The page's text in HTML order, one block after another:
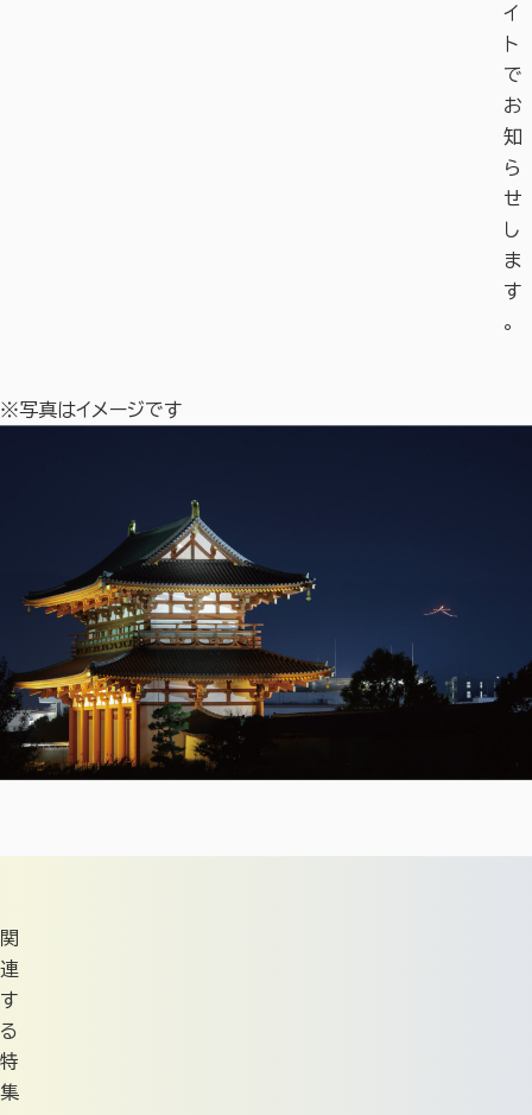
※写真はイメージです
イ
ト
で
お
知
ら
せ
し
ま
す
。
関
連
す
る
特
集